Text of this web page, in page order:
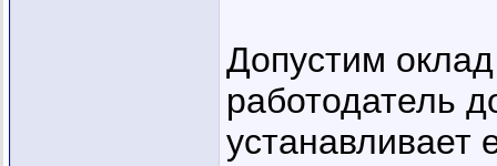
Допустим
работодатель
устанавливает